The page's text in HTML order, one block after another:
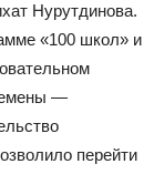
Нурутдинова.
«100 школ» и
—
перейти